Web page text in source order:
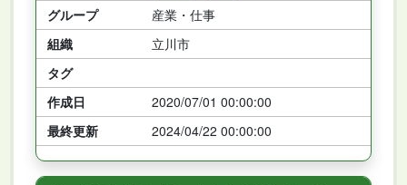
グループ
産業・仕事
組織
立川市
タグ
作成日
2020/07/01 00:00:00
最終更新
2024/04/22 00:00:00